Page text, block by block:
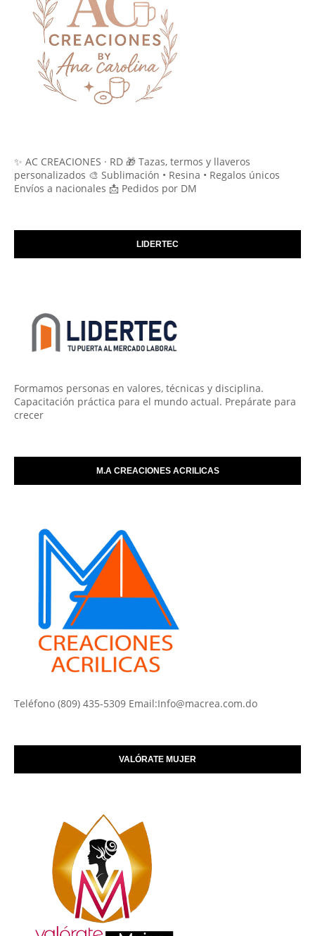
✨ AC CREACIONES · RD 🎁 Tazas, termos y llaveros
personalizados 🎨 Sublimación • Resina • Regalos únicos
Envíos a nacionales 📩 Pedidos por DM
LIDERTEC
Formamos personas en valores, técnicas y disciplina.
Capacitación práctica para el mundo actual. Prepárate para
crecer
M.A CREACIONES ACRILICAS
Teléfono (809) 435-5309 Email:Info@macrea.com.do
VALÓRATE MUJER